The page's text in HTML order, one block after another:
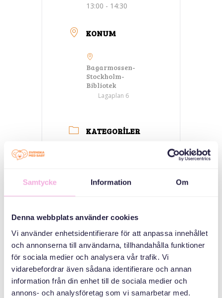
Samtycke Information Om
Denna webbplats använder cookies
Vi använder enhetsidentifierare för att anpassa innehållet
och annonserna till användarna, tillhandahålla funktioner
för sociala medier och analysera vår trafik. Vi
vidarebefordrar även sådana identifierare och annan
information från din enhet till de sociala medier och
annons- och analysföretag som vi samarbetar med.
13:00 - 14:30
KONUM
Bagarmossen-
Stockholm-
Bibliotek
Lagaplan 6
KATEGORILER
buluşuyor
ORGANIZATÖR